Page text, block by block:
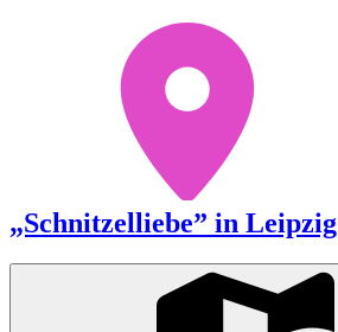
„Schnitzelliebe” in Leipzig